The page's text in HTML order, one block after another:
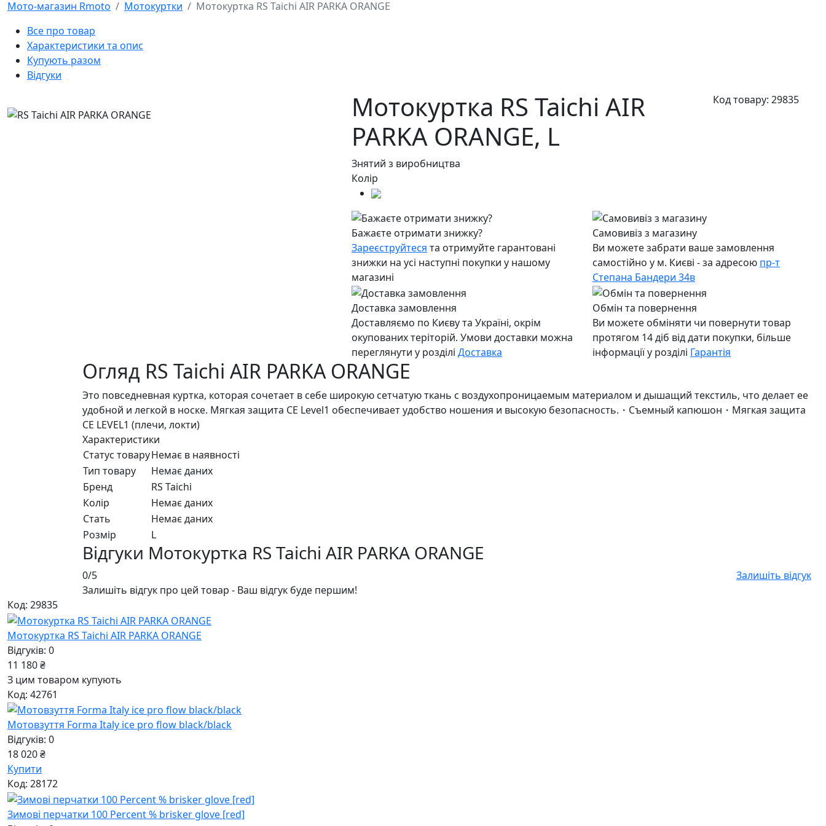
Мото-магазин Rmoto
Мотокуртки
Мотокуртка RS Taichi AIR PARKA ORANGE
Все про товар
Характеристики та опис
Купують разом
Відгуки
Мотокуртка RS Taichi AIR
PARKA ORANGE, L
Знятий з виробництва
Код товару: 29835
Колір
Бажаєте отримати знижку?
Зареєструйтеся та отримуйте гарантовані
знижки на усі наступні покупки у нашому
магазині
Самовивіз з магазину
Ви можете забрати ваше замовлення
самостійно у м. Києві - за адресою пр-т
Степана Бандери 34в
Доставка замовлення
Доставляємо по Києву та Україні, окрім
окупованих теріторій. Умови доставки можна
переглянути у розділі Доставка
Обмін та повернення
Ви можете обміняти чи повернути товар
протягом 14 діб від дати покупки, більше
інформації у розділі Гарантія
Огляд RS Taichi AIR PARKA ORANGE
Это повседневная куртка, которая сочетает в себе широкую сетчатую ткань с воздухопроницаемым материалом и дышащий текстиль, что делает ее
удобной и легкой в ​​носке. Мягкая защита CE Level1 обеспечивает удобство ношения и высокую безопасность.・Съемный капюшон・Мягкая защита
CE LEVEL1 (плечи, локти)
Характеристики
Статус товаруНемає в наявності
Тип товару
Немає даних
Бренд
RS Taichi
Колір
Немає даних
Стать
Немає даних
Розмір
L
Відгуки Мотокуртка RS Taichi AIR PARKA ORANGE
0/5
Залишіть відгук
Залишіть відгук про цей товар - Ваш відгук буде першим!
Код: 29835
Мотокуртка RS Taichi AIR PARKA ORANGE
Відгуків: 0
11 180 ₴
З цим товаром купують
Код: 42761
Мотовзуття Forma Italy ice pro flow black/black
Відгуків: 0
18 020 ₴
Купити
Код: 28172
Зимові перчатки 100 Percent % brisker glove [red]